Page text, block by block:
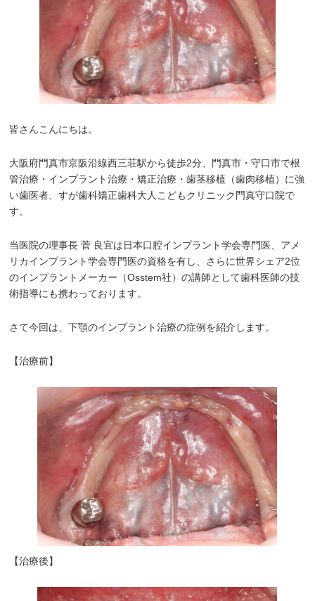
皆さんこんにちは。
大阪府門真市京阪沿線西三荘駅から徒歩2分、門真市・守口市で根
管治療・インプラント治療・矯正治療・歯茎移植（歯肉移植）に強
い歯医者、すが歯科矯正歯科大人こどもクリニック門真守口院で
す。
当医院の理事長 菅 良宜は日本口腔インプラント学会専門医、アメ
リカインプラント学会専門医の資格を有し、さらに世界シェア2位
のインプラントメーカー（Osstem社）の講師として歯科医師の技
術指導にも携わっております。
さて今回は、下顎のインプラント治療の症例を紹介します。
【治療前】
【治療後】